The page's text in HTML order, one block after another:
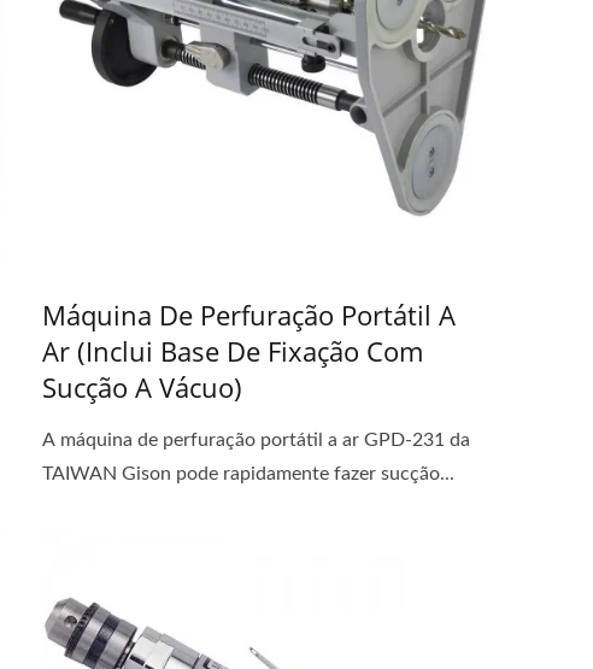
Máquina De Perfuração Portátil A
Ar (inclui Base De Fixação Com
Sucção A Vácuo)
A máquina de perfuração portátil a ar GPD-231 da
TAIWAN Gison pode rapidamente fazer sucção...